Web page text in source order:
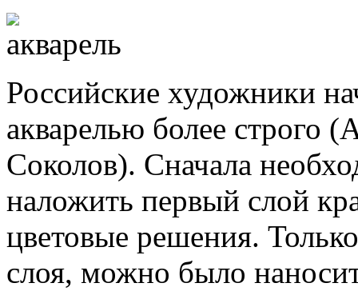
Российские художники
акварелью более
Соколов). Сначала
наложить первый слой
цветовые решения.
слоя, можно было